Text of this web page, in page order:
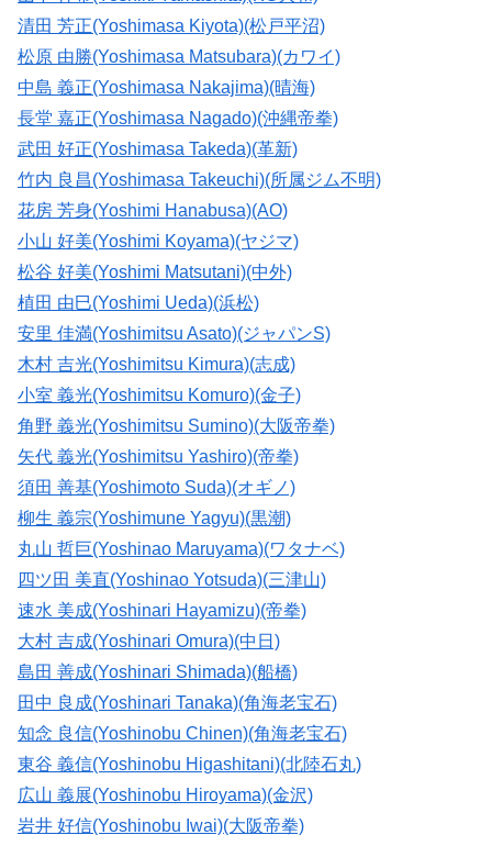
清田 芳正(Yoshimasa Kiyota)(松戸平沼)
松原 由勝(Yoshimasa Matsubara)(カワイ)
中島 義正(Yoshimasa Nakajima)(晴海)
長堂 嘉正(Yoshimasa Nagado)(沖縄帝拳)
武田 好正(Yoshimasa Takeda)(革新)
竹内 良昌(Yoshimasa Takeuchi)(所属ジム不明)
花房 芳身(Yoshimi Hanabusa)(AO)
小山 好美(Yoshimi Koyama)(ヤジマ)
松谷 好美(Yoshimi Matsutani)(中外)
植田 由巳(Yoshimi Ueda)(浜松)
安里 佳満(Yoshimitsu Asato)(ジャパンS)
木村 吉光(Yoshimitsu Kimura)(志成)
小室 義光(Yoshimitsu Komuro)(金子)
角野 義光(Yoshimitsu Sumino)(大阪帝拳)
矢代 義光(Yoshimitsu Yashiro)(帝拳)
須田 善基(Yoshimoto Suda)(オギノ)
柳生 義宗(Yoshimune Yagyu)(黒潮)
丸山 哲巨(Yoshinao Maruyama)(ワタナベ)
四ツ田 美直(Yoshinao Yotsuda)(三津山)
速水 美成(Yoshinari Hayamizu)(帝拳)
大村 吉成(Yoshinari Omura)(中日)
島田 善成(Yoshinari Shimada)(船橋)
田中 良成(Yoshinari Tanaka)(角海老宝石)
知念 良信(Yoshinobu Chinen)(角海老宝石)
東谷 義信(Yoshinobu Higashitani)(北陸石丸)
広山 義展(Yoshinobu Hiroyama)(金沢)
岩井 好信(Yoshinobu Iwai)(大阪帝拳)